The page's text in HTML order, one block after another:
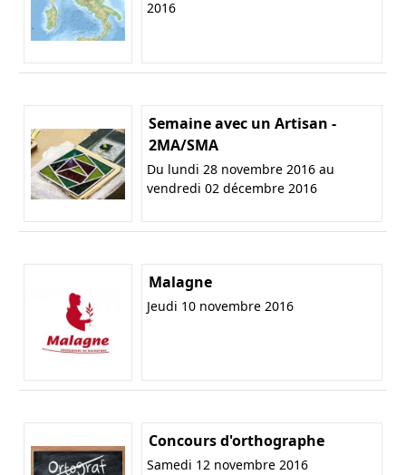
2016
Semaine avec un Artisan -
2MA/SMA
Du lundi 28 novembre 2016 au
vendredi 02 décembre 2016
Malagne
Jeudi 10 novembre 2016
Concours d'orthographe
Samedi 12 novembre 2016